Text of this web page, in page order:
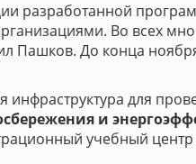
разработанной
Во всех
Пашков. До конца
для
и
учебный